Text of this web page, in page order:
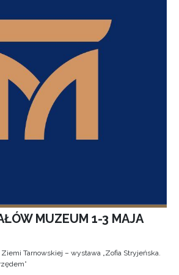
MUZEUM 1-3 MAJA
Tarnowskiej – wystawa „Zofia Stryjeńska.